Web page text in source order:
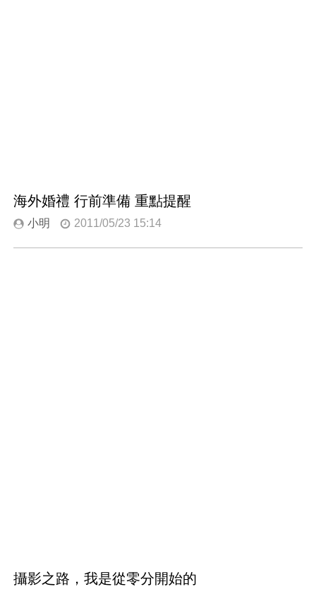
海外婚禮 行前準備 重點提醒
小明 2011/05/23 15:14
攝影之路，我是從零分開始的